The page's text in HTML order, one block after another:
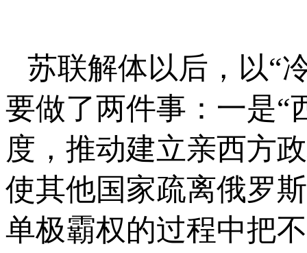
苏联解体以后，以“
要做了两件事：一是“
度，推动建立亲西方
使其他国家疏离俄罗
单极霸权的过程中把